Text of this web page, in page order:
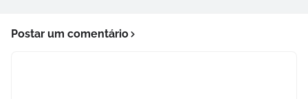
Postar um comentário